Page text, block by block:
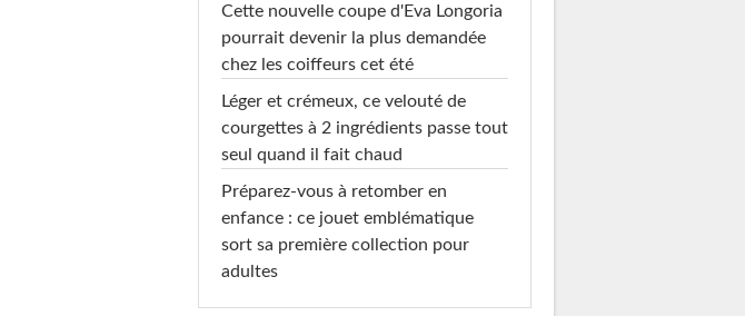
Cette nouvelle coupe d'Eva Longoria
pourrait devenir la plus demandée
chez les coiffeurs cet été
Léger et crémeux, ce velouté de
courgettes à 2 ingrédients passe tout
seul quand il fait chaud
Préparez-vous à retomber en
enfance : ce jouet emblématique
sort sa première collection pour
adultes